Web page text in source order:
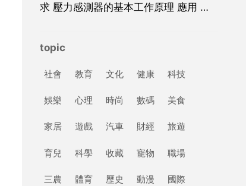
求 壓力感測器的基本工作原理 應用 和設計 方面的資料
topic
社會 教育 文化 健康 科技
娛樂 心理 時尚 數碼 美食
家居 遊戲 汽車 財經 旅遊
育兒 科學 收藏 寵物 職場
三農 體育 歷史 動漫 國際